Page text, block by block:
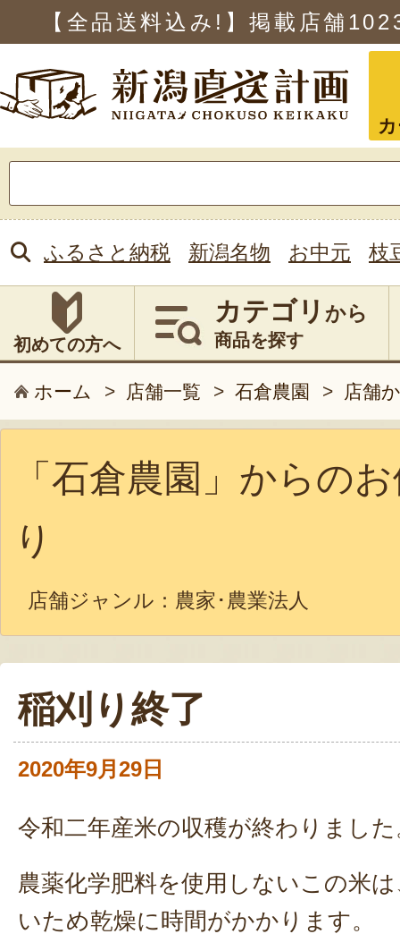
【全品送料込み!】掲載店舗
索:
ふるさと納税 新潟名物 お中元 枝
初めての方へ
カテゴリ から
商品を探す
ホーム > 店舗一覧 > 石倉農園 > 店舗
「石倉農園」からの
り
店舗ジャンル： 農家･農業法人
稲刈り終了
2020年9月29日
令和二年産米の収穫が終わりました
農薬化学肥料を使用しないこの米
いため乾燥に時間がかかります。